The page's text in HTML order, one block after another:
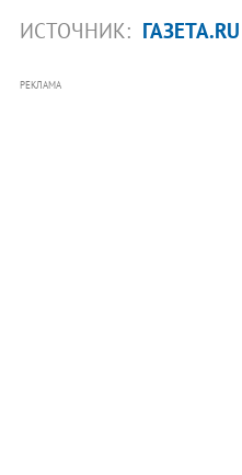
ИСТОЧНИК: ГАЗЕТА.RU
РЕКЛАМА